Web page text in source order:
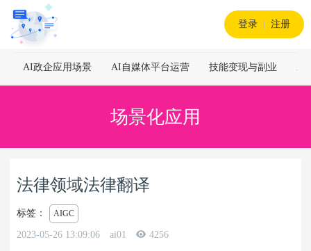
登录 注册
AI政企应用场景 AI自媒体平台运营 技能变现与副业
场景化应用
法律领域法律翻译
标签： AIGC
2023-05-26 13:09:06 ai01 4256